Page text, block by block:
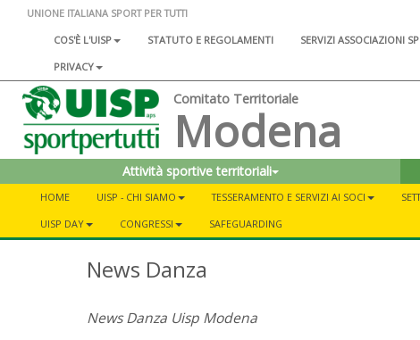
UNIONE ITALIANA SPORT PER TUTTI
COS'È L'UISP
STATUTO E REGOLAMENTI SERVIZI ASSOCIAZIONI
PRIVACY
Comitato Territoriale
Modena
Attività sportive territoriali
HOME UISP - CHI SIAMO TESSERAMENTO E SERVIZI AI SOCI
UISP DAY
CONGRESSI SAFEGUARDING
News Danza
News Danza Uisp Modena